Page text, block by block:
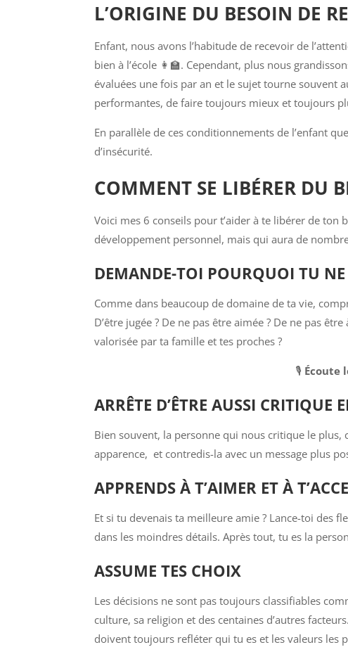
L’ORIGINE DU BESOIN DE
Enfant, nous avons l’habitude de recevoir de
bien à l’école 👩‍🏫. Cependant, plus nous
évaluées une fois par an et le sujet tourne souvent
performantes, de faire toujours mieux et toujours
En parallèle de ces conditionnements de l’enfant
d’insécurité.
COMMENT SE LIBÉRER DU
Voici mes 6 conseils pour t’aider à te libérer de ton
développement personnel, mais qui aura de
DEMANDE-TOI POURQUOI TU
Comme dans beaucoup de domaine de ta vie,
D’être jugée ? De ne pas être aimée ? De ne pas
valorisée par ta famille et tes proches ?
🎙️ Écoute
ARRÊTE D’ÊTRE AUSSI CRITIQUE
Bien souvent, la personne qui nous critique le plus,
apparence, et contredis-la avec un message plus
APPRENDS À T’AIMER ET À
Et si tu devenais ta meilleure amie ? Lance-toi des
dans les moindres détails. Après tout, tu es la
ASSUME TES CHOIX
Les décisions ne sont pas toujours classifiables
culture, sa religion et des centaines d’autres
doivent toujours refléter qui tu es et les valeurs les